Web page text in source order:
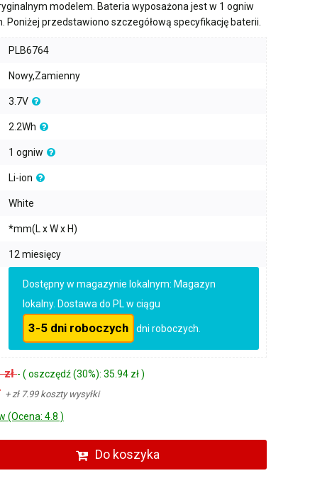
modelem. Bateria wyposażona jest w 1 ogniw
. Poniżej przedstawiono szczegółową specyfikację baterii.
PLB6764
Nowy,Zamienny
3.7V
2.2Wh
1 ogniw
Li-ion
White
*mm(L x W x H)
12 miesięcy
Dostępny w magazynie lokalnym: Magazyn
lokalny. Dostawa do PL w ciągu
3-5 dni roboczych dni roboczych.
zł- ( oszczędź (30%): 35.94 zł )
+ zł 7.99 koszty wysyłki
(Ocena: 4.8 )
Do koszyka